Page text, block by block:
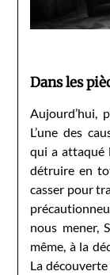
Dans les
Aujourd’hui,
L’une des
qui a attaqué
détruire en
casser pour
nous mener,
même, à la
La